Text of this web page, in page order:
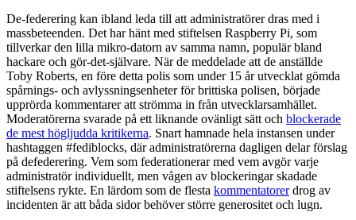
De-federering kan ibland leda till att administratörer dras med i
massbeteenden. Det har hänt med stiftelsen Raspberry Pi, som
tillverkar den lilla mikro-datorn av samma namn, populär bland
hackare och gör-det-självare. När de meddelade att de anställde
Toby Roberts, en före detta polis som under 15 år utvecklat gömda
spårnings- och avlyssningsenheter för brittiska polisen, började
upprörda kommentarer att strömma in från utvecklarsamhället.
Moderatörerna svarade på ett liknande ovänligt sätt och blockerade
de mest högljudda kritikerna. Snart hamnade hela instansen under
hashtaggen #fediblocks, där administratörerna dagligen delar förslag
på defederering. Vem som federationerar med vem avgör varje
administratör individuellt, men vågen av blockeringar skadade
stiftelsens rykte. En lärdom som de flesta kommentatorerdrog av
incidenten är att båda sidor behöver större generositet och lugn.